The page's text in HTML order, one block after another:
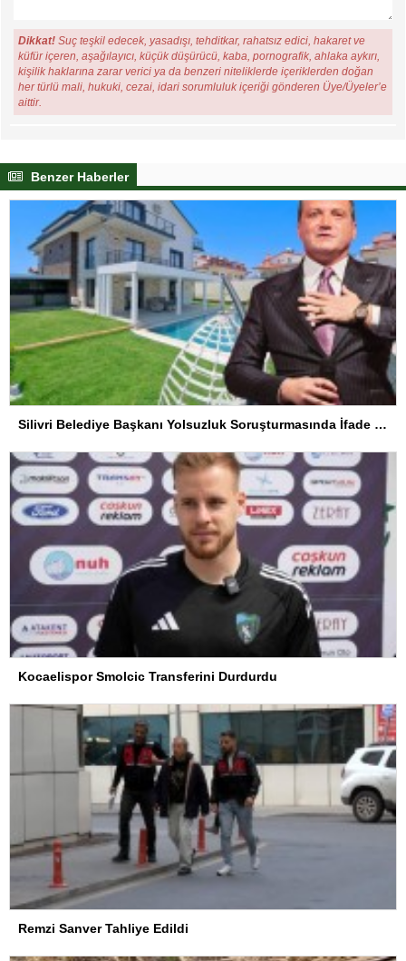
Dikkat! Suç teşkil edecek, yasadışı, tehditkar, rahatsız edici, hakaret ve
küfür içeren, aşağılayıcı, küçük düşürücü, kaba, pornografik, ahlaka aykırı,
kişilik haklarına zarar verici ya da benzeri niteliklerde içeriklerden doğan
her türlü mali, hukuki, cezai, idari sorumluluk içeriği gönderen Üye/Üyeler’e
aittir.
Benzer Haberler
Silivri Belediye Başkanı Yolsuzluk Soruşturmasında İfade Verdi
Kocaelispor Smolcic Transferini Durdurdu
Remzi Sanver Tahliye Edildi